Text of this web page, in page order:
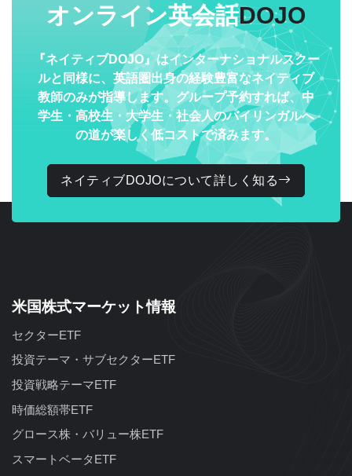
オンライン英会話DOJO
『ネイティブDOJO』はインターナショナルスクー
ルと同様に、英語圏出身の経験豊富なネイティブ
教師のみが指導します。グループ予約すれば、中
学生・高校生・大学生・社会人のバイリンガルへ
の道が楽しく低コストで済みます。
ネイティブDOJOについて詳しく知る
米国株式マーケット情報
セクターETF
投資テーマ・サブセクターETF
投資戦略テーマETF
時価総額帯ETF
グロース株・バリュー株ETF
スマートベータETF